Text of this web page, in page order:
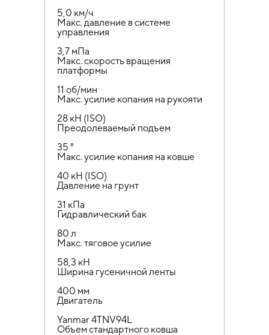
5,0 км/ч
Макс. давление в системе
управления
3,7 мПа
Макс. скорость вращения
платформы
11 об/мин
Макс. усилие копания на рукояти
28 кН (ISO)
Преодолеваемый подъем
35 °
Макс. усилие копания на ковше
40 кН (ISO)
Давление на грунт
31 кПа
Гидравлический бак
80 л
Макс. тяговое усилие
58,3 кН
Ширина гусеничной ленты
400 мм
Двигатель
Yanmar 4TNV94L
Объем стандартного ковша